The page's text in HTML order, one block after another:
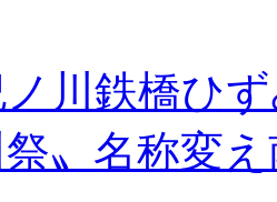
川鉄橋ひ
祭〟名称変